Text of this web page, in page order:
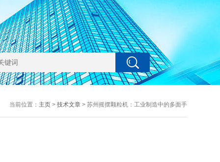
当前位置： 主页> 技术文章> 苏州摇摆颗粒机：工业制造中的多面手